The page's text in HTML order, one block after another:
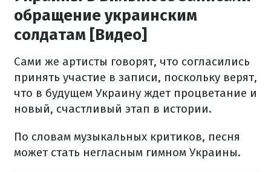
обращение украинским
солдатам [Видео]
Сами же артисты говорят, что согласились
принять участие в записи, поскольку верят,
что в будущем Украину ждет процветание и
новый, счастливый этап в истории.
По словам музыкальных критиков, песня
может стать негласным гимном Украины.